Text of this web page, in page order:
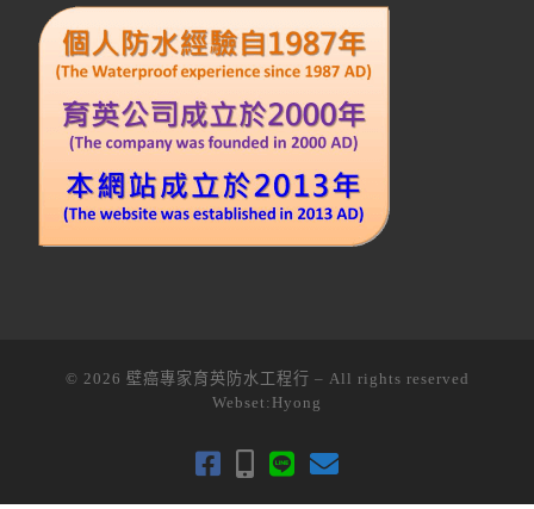
© 2026 壁癌專家育英防水工程行 – All rights reserved
Webset: Hyong